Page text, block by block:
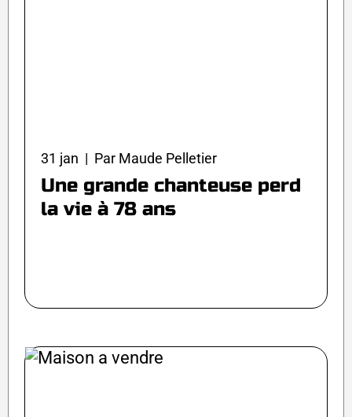
31 jan | Par Maude Pelletier
Une grande chanteuse perd
la vie à 78 ans